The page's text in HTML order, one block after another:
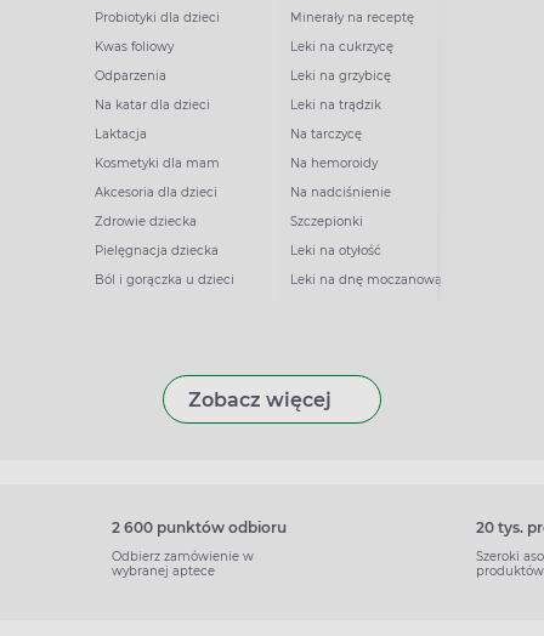
Probiotyki dla dzieci
Kwas foliowy
Odparzenia
Na katar dla dzieci
Laktacja
Kosmetyki dla mam
Akcesoria dla dzieci
Zdrowie dziecka
Pielęgnacja dziecka
Ból i gorączka u dzieci
Minerały na receptę
Leki na cukrzycę
Leki na grzybicę
Leki na trądzik
Na tarczycę
Na hemoroidy
Na nadciśnienie
Szczepionki
Leki na otyłość
Leki na dnę moczanową
Zobacz więcej
2 600 punktów odbioru
Odbierz zamówienie w
wybranej aptece
20 tys.
Szeroki
produktów